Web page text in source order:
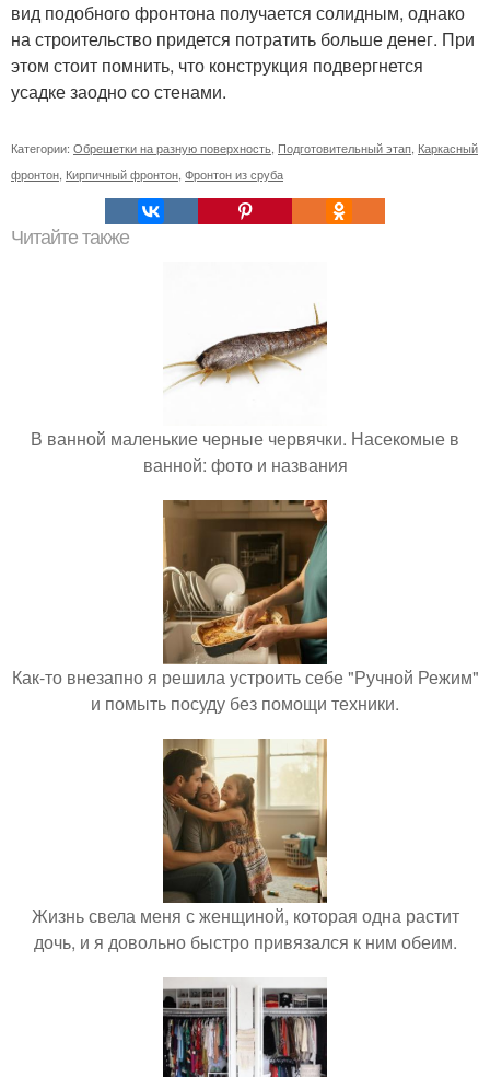
вид подобного фронтона получается солидным, однако
на строительство придется потратить больше денег. При
этом стоит помнить, что конструкция подвергнется
усадке заодно со стенами.
Категории: Обрешетки на разную поверхность Подготовительный этап Каркасный
фронтон Кирпичный фронтон Фронтон из сруба
Читайте также
В ванной маленькие черные червячки. Насекомые в
ванной: фото и названия
Как-то внезапно я решила устроить себе "Ручной Режим"
и помыть посуду без помощи техники.
Жизнь свела меня с женщиной, которая одна растит
дочь, и я довольно быстро привязался к ним обеим.